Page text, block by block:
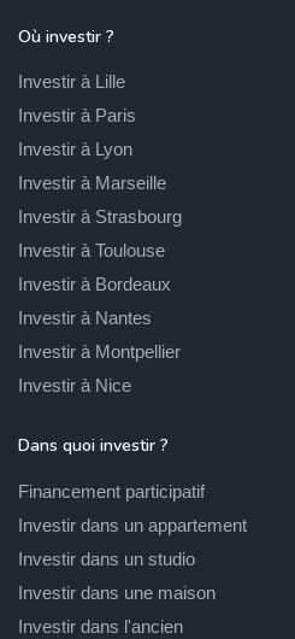
Où investir ?
Investir à Lille
Investir à Paris
Investir à Lyon
Investir à Marseille
Investir à Strasbourg
Investir à Toulouse
Investir à Bordeaux
Investir à Nantes
Investir à Montpellier
Investir à Nice
Dans quoi investir ?
Financement participatif
Investir dans un appartement
Investir dans un studio
Investir dans une maison
Investir dans l'ancien